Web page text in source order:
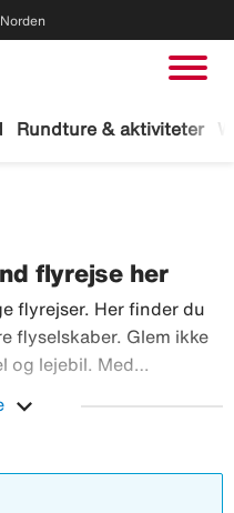
Rundture & aktiviteter
flyrejse her
flyrejser. Her finder du
flyselskaber. Glem ikke
og lejebil. Med
expand_more